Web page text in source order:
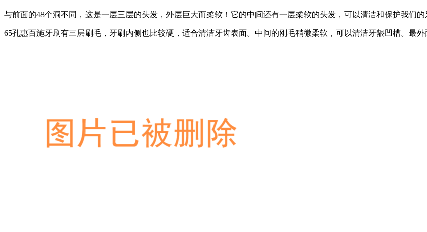
与前面的48个洞不同，这是一层三层的头发，外层巨大而柔软！它的中间还有一层柔软的头发，可以清洁和保护我们
65孔惠百施牙刷有三层刷毛，牙刷内侧也比较硬，适合清洁牙齿表面。中间的刚毛稍微柔软，可以清洁牙龈凹槽。最